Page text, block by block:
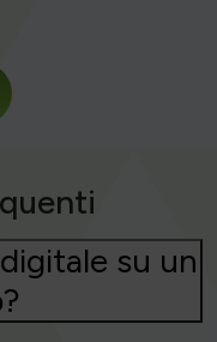
su un